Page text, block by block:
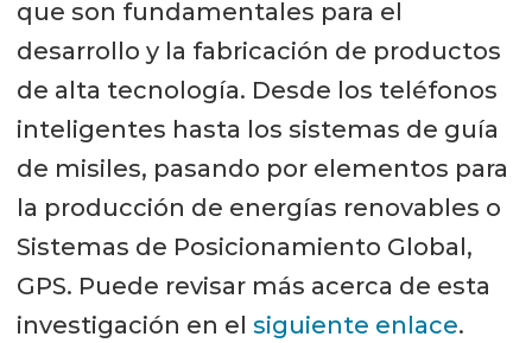
que son fundamentales para el
desarrollo y la fabricación de productos
de alta tecnología. Desde los teléfonos
inteligentes hasta los sistemas de guía
de misiles, pasando por elementos para
la producción de energías renovables o
Sistemas de Posicionamiento Global,
GPS. Puede revisar más acerca de esta
investigación en el siguiente enlace.